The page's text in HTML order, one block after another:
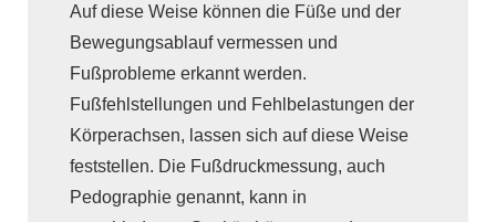
Auf diese Weise können die Füße und der
Bewegungsablauf vermessen und
Fußprobleme erkannt werden.
Fußfehlstellungen und Fehlbelastungen der
Körperachsen, lassen sich auf diese Weise
feststellen. Die Fußdruckmessung, auch
Pedographie genannt, kann in